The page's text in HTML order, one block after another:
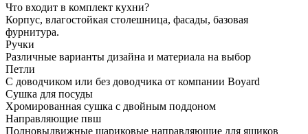
Что входит в комплект кухни?
Корпус, влагостойкая столешница, фасады, базовая
фурнитура.
Ручки
Различные варианты дизайна и материала на выбор
Петли
С доводчиком или без доводчика от компании Boyard
Сушка для посуды
Хромированная сушка с двойным поддоном
Направляющие пвш
Полновыдвижные шариковые направляющие для ящиков